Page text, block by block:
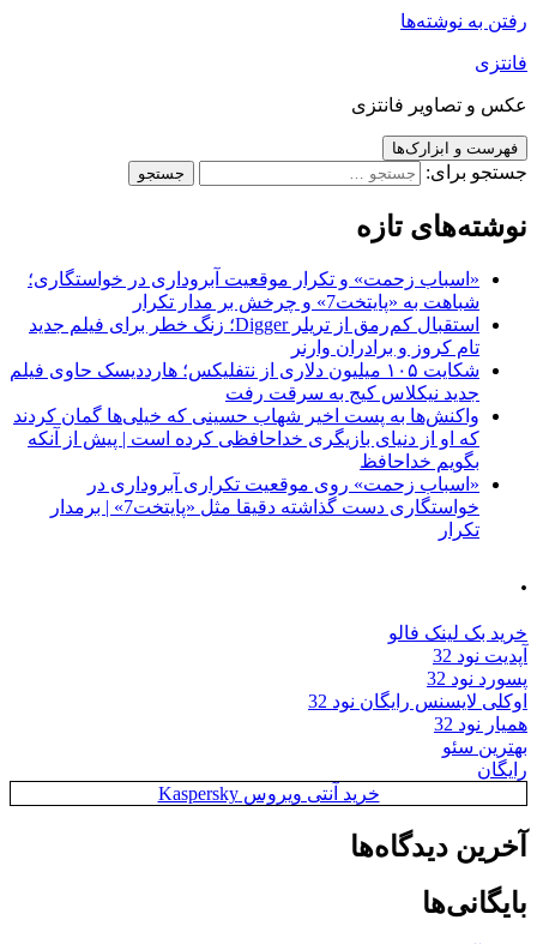
رفتن به نوشته‌ها
فانتزی
عکس و تصاویر فانتزی
فهرست و ابزارک‌ها
جستجو برای:
نوشته‌های تازه
«اسباب زحمت» و تکرار موقعیت آبروداری در خواستگاری؛
شباهت به «پایتخت7» و چرخش بر مدار تکرار
استقبال کم‌رمق از تریلر Digger؛ زنگ خطر برای فیلم جدید
تام کروز و برادران وارنر
شکایت ۱۰۵ میلیون دلاری از نتفلیکس؛ هارددیسک حاوی فیلم
جدید نیکلاس کیج به سرقت رفت
واکنش‌ها به پست اخیر شهاب حسینی که خیلی‌ها گمان کردند
که او از دنیای بازیگری خداحافظی کرده است | پیش از آنکه
بگویم خداحافظ
«اسباب زحمت» روی موقعیت تکراری آبروداری در
خواستگاری دست گذاشته دقیقا مثل «پایتخت7» | برمدار
تکرار
.
خرید بک لینک فالو
آپدیت نود 32
پسورد نود 32
اوکلی لایسنس رایگان نود 32
همیار نود 32
بهترین سئو
رایگان
خرید آنتی ویروس Kaspersky
آخرین دیدگاه‌ها
بایگانی‌ها